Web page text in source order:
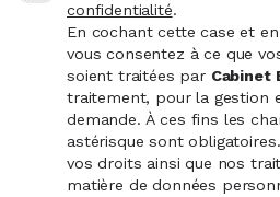
confidentialité.
En cochant cette case et
vous consentez à ce que
soient traitées par Cabinet
traitement, pour la gestion
demande. À ces fins les
astérisque sont
vos droits ainsi que nos
matière de données